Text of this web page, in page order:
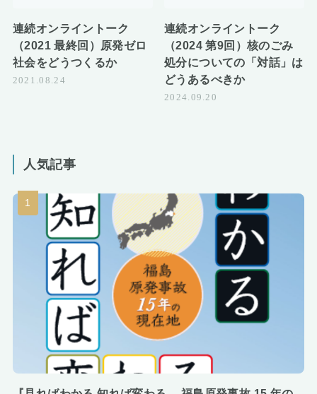
連続オンライントーク
（2021 最終回）原発ゼロ
社会をどうつくるか
2021.08.24
連続オンライントーク
（2024 第9回）核のごみ
処分についての「対話」は
どうあるべきか
2024.09.20
人気記事